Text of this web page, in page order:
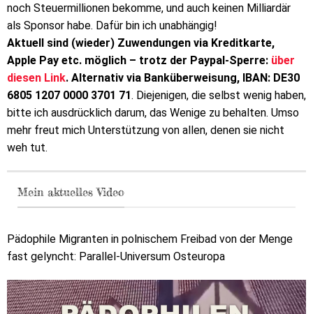
noch Steuermillionen bekomme, und auch keinen Milliardär
als Sponsor habe. Dafür bin ich unabhängig!
Aktuell sind (wieder) Zuwendungen via Kreditkarte,
Apple Pay etc. möglich – trotz der Paypal-Sperre: über
diesen Link. Alternativ via Banküberweisung, IBAN: DE30
6805 1207 0000 3701 71. Diejenigen, die selbst wenig haben,
bitte ich ausdrücklich darum, das Wenige zu behalten. Umso
mehr freut mich Unterstützung von allen, denen sie nicht
weh tut.
Mein aktuelles Video
Pädophile Migranten in polnischem Freibad von der Menge
fast gelyncht: Parallel-Universum Osteuropa